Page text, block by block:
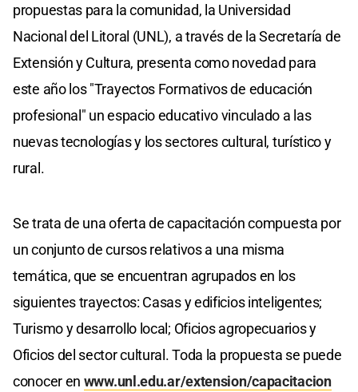
propuestas para la comunidad, la Universidad
Nacional del Litoral (UNL), a través de la Secretaría de
Extensión y Cultura, presenta como novedad para
este año los "Trayectos Formativos de educación
profesional" un espacio educativo vinculado a las
nuevas tecnologías y los sectores cultural, turístico y
rural.
Se trata de una oferta de capacitación compuesta por
un conjunto de cursos relativos a una misma
temática, que se encuentran agrupados en los
siguientes trayectos: Casas y edificios inteligentes;
Turismo y desarrollo local; Oficios agropecuarios y
Oficios del sector cultural. Toda la propuesta se puede
conocer en www.unl.edu.ar/extension/capacitacion